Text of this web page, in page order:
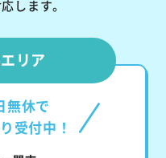
します。
リア
無休で
受付中！